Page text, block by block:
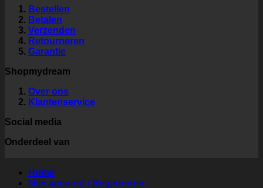
Bestellen
Betalen
Verzenden
Retourneren
Garantie
Shopmydream
Over ons
Klantenservice
Social media
Onderdeel van
Home
Mijn account / Registreren